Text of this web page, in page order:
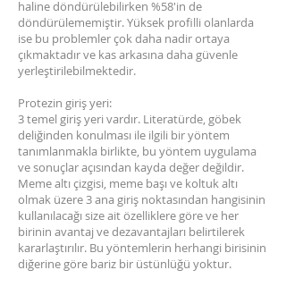
haline döndürülebilirken %58'in de
döndürülememiştir. Yüksek profilli olanlarda
ise bu problemler çok daha nadir ortaya
çıkmaktadır ve kas arkasına daha güvenle
yerleştirilebilmektedir.
Protezin giriş yeri:
3 temel giriş yeri vardır. Literatürde, göbek
deliğinden konulması ile ilgili bir yöntem
tanımlanmakla birlikte, bu yöntem uygulama
ve sonuçlar açısından kayda değer değildir.
Meme altı çizgisi, meme başı ve koltuk altı
olmak üzere 3 ana giriş noktasından hangisinin
kullanılacağı size ait özelliklere göre ve her
birinin avantaj ve dezavantajları belirtilerek
kararlaştırılır. Bu yöntemlerin herhangi birisinin
diğerine göre bariz bir üstünlüğü yoktur.